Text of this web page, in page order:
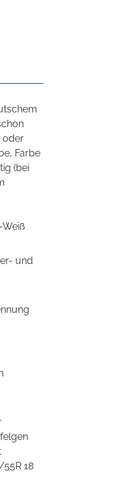
oder
Farbe
(bei
und
18